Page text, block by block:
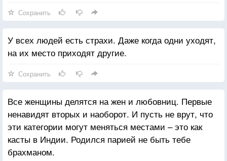
Сохранить
У всех людей есть страхи. Даже когда одни уходят,
на их место приходят другие.
Сохранить
Все женщины делятся на жен и любовниц. Первые
ненавидят вторых и наоборот. И пусть не врут, что
эти категории могут меняться местами – это как
касты в Индии. Родился парией не быть тебе
брахманом.